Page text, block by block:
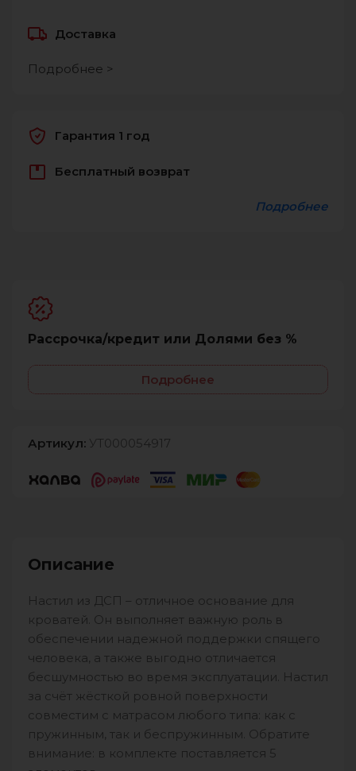
Доставка
Подробнее >
Гарантия 1 год
Бесплатный возврат
Подробнее
Рассрочка/кредит или Долями без %
Подробнее
Артикул: УТ000054917
Описание
Настил из ДСП – отличное основание для
кроватей. Он выполняет важную роль в
обеспечении надежной поддержки спящего
человека, а также выгодно отличается
бесшумностью во время эксплуатации. Настил
за счёт жёсткой ровной поверхности
совместим с матрасом любого типа: как с
пружинным, так и беспружинным. Обратите
внимание: в комплекте поставляется 5